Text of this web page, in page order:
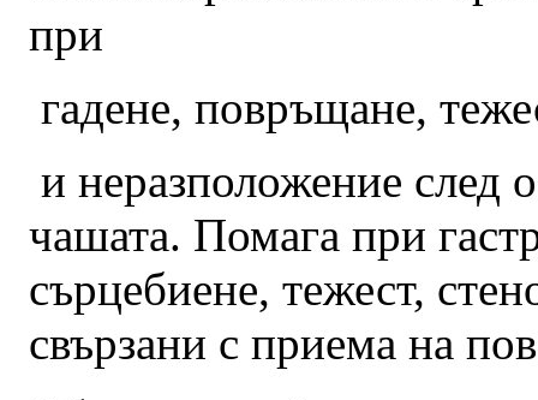
при
гадене, повръщане,
и неразположение след
чашата. Помага при
сърцебиене, тежест,
свързани с приема на